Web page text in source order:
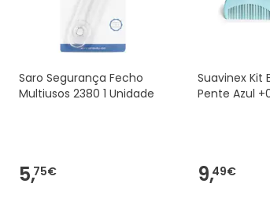
Saro Segurança Fecho
Multiusos 2380 1 Unidade
5,75€
Suavinex Kit
Pente Azul
9,49€